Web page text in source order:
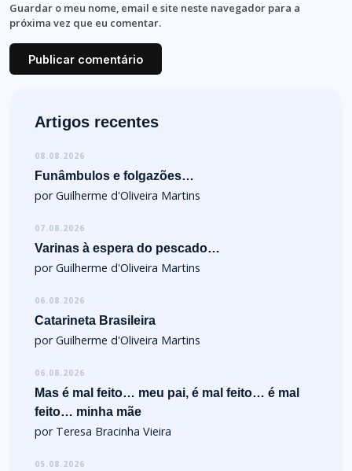
Guardar o meu nome, email e site neste navegador para a
próxima vez que eu comentar.
Artigos recentes
08.08.2026
Funâmbulos e folgazões…
por Guilherme d'Oliveira Martins
07.08.2026
Varinas à espera do pescado…
por Guilherme d'Oliveira Martins
06.08.2026
Catarineta Brasileira
por Guilherme d'Oliveira Martins
06.08.2026
Mas é mal feito… meu pai, é mal feito… é mal
feito… minha mãe
por Teresa Bracinha Vieira
05.08.2026